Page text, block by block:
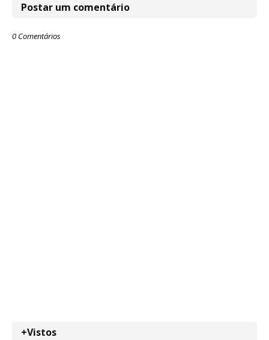
Postar um comentário
0 Comentários
+Vistos